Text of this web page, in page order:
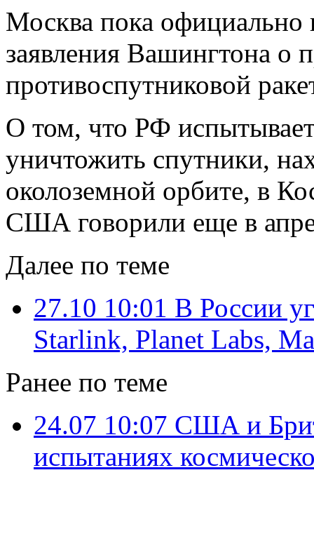
Москва пока официально
заявления Вашингтона о
противоспутниковой
О том, что РФ
уничтожить спутники,
околоземной орбите, в
США говорили еще в
Далее по теме
27.10 10:01 В России
Starlink, Planet Labs,
Ранее по теме
24.07 10:07 США и
испытаниях